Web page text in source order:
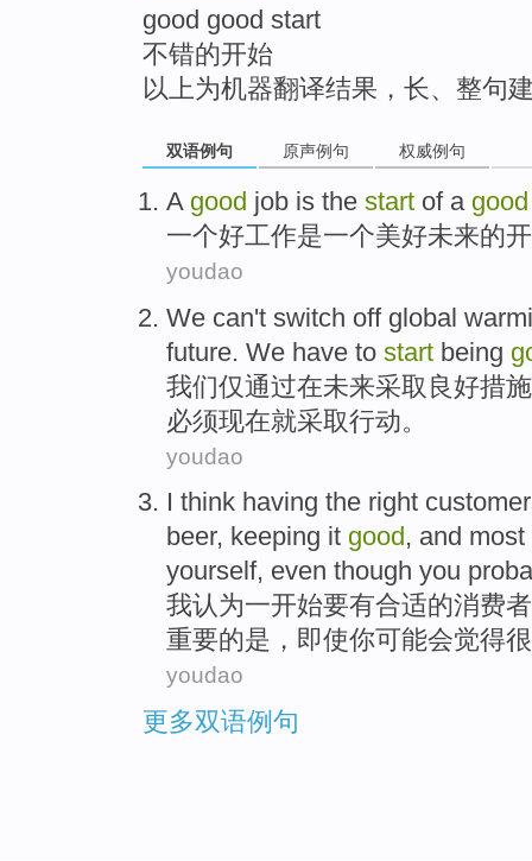
good good start
不错的开始
以上为机器翻译结果，长、整句
双语例句 原声例句 权威例句
A good job is the start ofa good
一个好工作是一个美好未来的
youdao
We can't switch off global
future. We have to start being
我们仅通过在未来采取 良好措
必须现在就采取行动。
youdao
I think having the right
beer, keeping it good , and most
yourself, even though you
我认为一开始要有合适的消费者
重要的是， 即使你可能会觉得
youdao
更多双语例句